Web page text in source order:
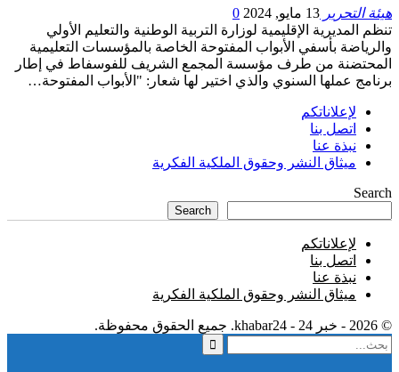
هيئة التحرير 13 مايو, 2024
0
تنظم المديرية الإقليمية لوزارة التربية الوطنية والتعليم الأولي
والرياضة بأسفي الأبواب المفتوحة الخاصة بالمؤسسات التعليمية
المحتضنة من طرف مؤسسة المجمع الشريف للفوسفاط في إطار
برنامج عملها السنوي والذي اختير لها شعار: "الأبواب المفتوحة…
لإعلاناتكم
اتصل بنا
نبذة عنا
ميثاق النشر وحقوق الملكية الفكرية
Search
Search
لإعلاناتكم
اتصل بنا
نبذة عنا
ميثاق النشر وحقوق الملكية الفكرية
© 2026 - خبر 24 - khabar24. جميع الحقوق محفوظة.